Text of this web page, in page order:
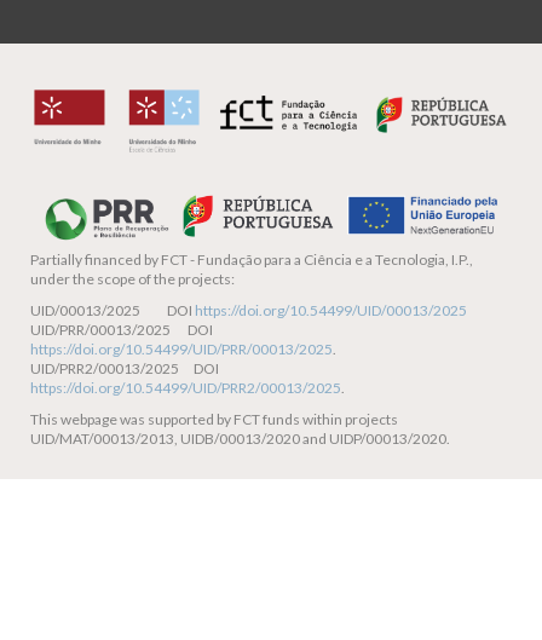
Partially financed by FCT - Fundação para a Ciência e a Tecnologia, I.P.,
under the scope of the projects:
UID/00013/2025 DOI https://doi.org/10.54499/UID/00013/2025
UID/PRR/00013/2025 DOI
https://doi.org/10.54499/UID/PRR/00013/2025.
UID/PRR2/00013/2025 DOI
https://doi.org/10.54499/UID/PRR2/00013/2025.
This webpage was supported by FCT funds within projects
UID/MAT/00013/2013, UIDB/00013/2020 and UIDP/00013/2020.